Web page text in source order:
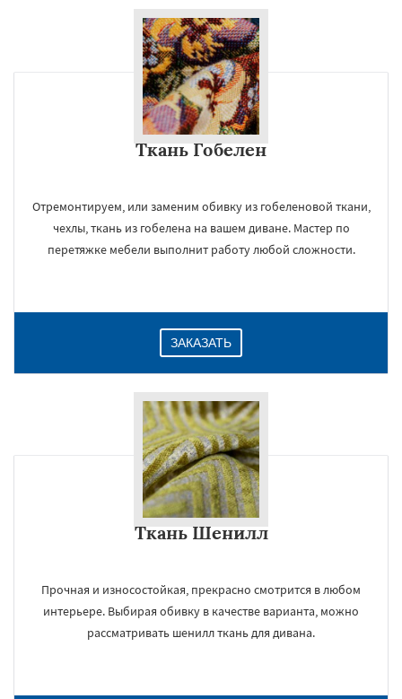
Ткань Гобелен
Отремонтируем, или заменим обивку из гобеленовой ткани,
чехлы, ткань из гобелена на вашем диване. Мастер по
перетяжке мебели выполнит работу любой сложности.
ЗАКАЗАТЬ
Ткань Шенилл
Прочная и износостойкая, прекрасно смотрится в любом
интерьере. Выбирая обивку в качестве варианта, можно
рассматривать шенилл ткань для дивана.